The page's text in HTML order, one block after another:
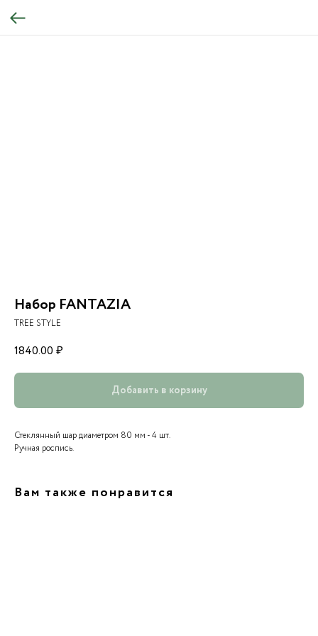
Набор FANTAZIA
TREE STYLE
1840.00 ₽
Добавить в корзину
Стеклянный шар диаметром 80 мм - 4 шт.
Ручная роспись.
Вам также понравится